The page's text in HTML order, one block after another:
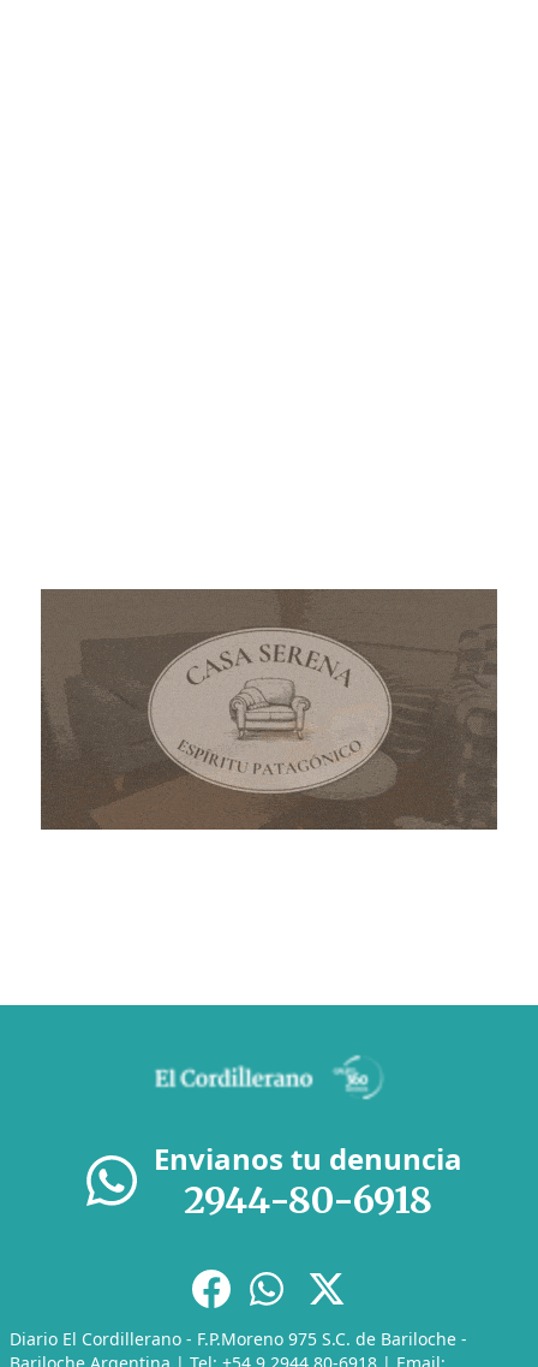
Envianos tu denuncia
2944-80-6918
Diario El Cordillerano - F.P.Moreno 975 S.C. de Bariloche -